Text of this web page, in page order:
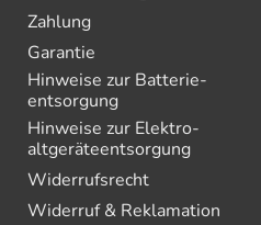
Zahlung
Garantie
Hinweise zur Batterie­
entsorgung
Hinweise zur Elektro­
altgeräte­entsorgung
Widerrufsrecht
Widerruf & Reklamation